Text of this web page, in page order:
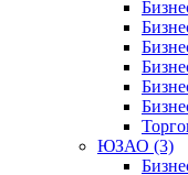
ЮЗАО (3)